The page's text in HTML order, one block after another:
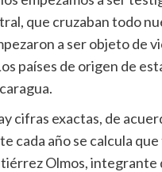
que cruzaban todo
a ser objeto de
países de origen de
cifras exactas, de
cada año se calcula
Olmos, integrante